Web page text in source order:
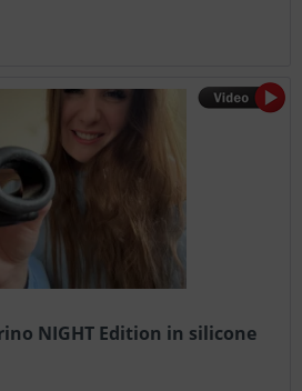
NIGHT Edition in silicone